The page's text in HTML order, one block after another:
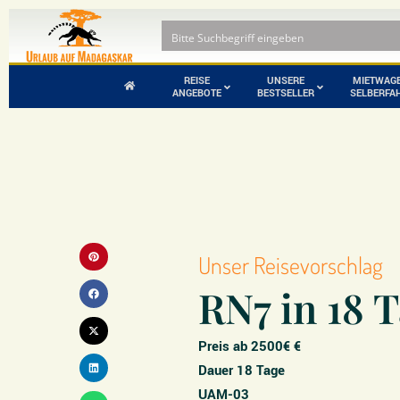
REISE
ANGEBOTE
UNSERE
BESTSELLER
Tsingy zum
Selberfahren
Unser Reisevorschlag
RN7 in 18
Preis ab 2500€ €
Dauer 18 Tage
UAM-03